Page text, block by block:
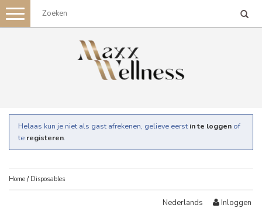
Toggle
navigation
Helaas kun je niet als gast afrekenen, gelieve eerst in te loggen of
te registeren.
Home / Disposables
Nederlands Inloggen